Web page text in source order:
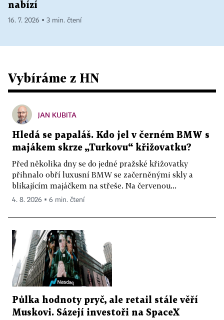
nabízí
16. 7. 2026 ▪ 3 min. čtení
Vybíráme z HN
JAN KUBITA
Hledá se papaláš. Kdo jel v černém BMW s
majákem skrze „Turkovu“ křižovatku?
Před několika dny se do jedné pražské křižovatky
přihnalo obří luxusní BMW se začerněnými skly a
blikajícím majáčkem na střeše. Na červenou...
4. 8. 2026 ▪ 6 min. čtení
Půlka hodnoty pryč, ale retail stále věří
Muskovi. Sázejí investoři na SpaceX